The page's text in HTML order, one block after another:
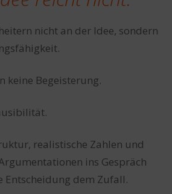
nicht an der Idee, sondern
keine Begeisterung.
realistische Zahlen und
ins Gespräch
Entscheidung dem Zufall.